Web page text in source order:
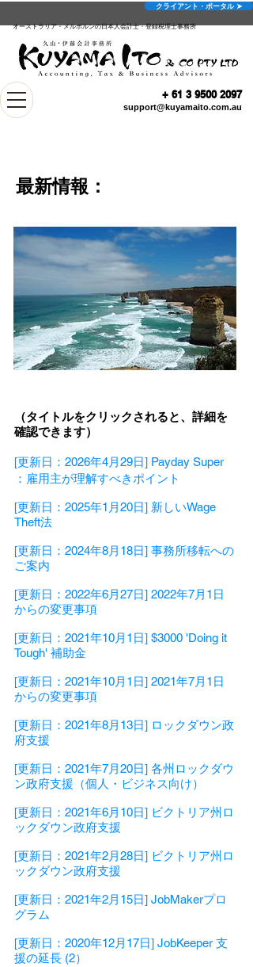
+ 61 3 9500 2097
support@kuyamaito.com.au
オーストラリア・メルボルンの日本人会計士・登録税理士事務所
クライアント・ポータル ➤
最新情報：
（タイトルをクリックされると、詳細を
確認できます）
[更新日：2026年4月29日] Payday Super
：雇用主が理解すべきポイント
[更新日：2025年1月20日] 新しいWage
Theft法
[更新日：2024年8月18日] 事務所移転への
ご案内
[更新日：2022年6月27日] 2022年7月1日
からの変更事項
[更新日：2021年10月1日] $3000 'Doing it
Tough' 補助金
[更新日：2021年10月1日] 2021年7月1日
からの変更事項
[更新日：2021年8月13日] ロックダウン政
府支援
[更新日：2021年7月20日] 各州ロックダウ
ン政府支援（個人・ビジネス向け）
[更新日：2021年6月10日] ビクトリア州ロ
ックダウン政府支援
[更新日：2021年2月28日] ビクトリア州ロ
ックダウン政府支援
[更新日：2021年2月15日] JobMakerプロ
グラム
[更新日：2020年12月17日] JobKeeper 支
援の延長 (2）